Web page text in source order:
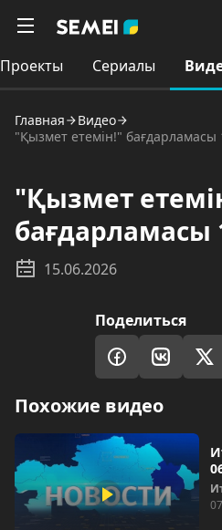
Проекты Сериалы
Главная
Видео
"Қызмет етемін!" бағдарламасы
"Қызмет
бағдарламасы
15.06.2026
Поделиться
Похожие видео